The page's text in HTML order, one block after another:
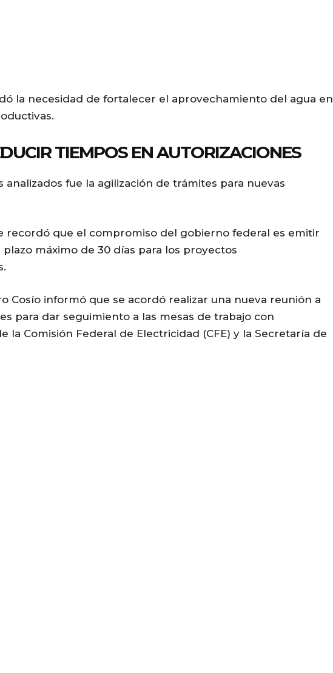
la necesidad de fortalecer el aprovechamiento del agua en
TIEMPOS EN AUTORIZACIONES
analizados fue la agilización de trámites para nuevas
recordó que el compromiso del gobierno federal es emitir
máximo de 30 días para los proyectos
Cosío informó que se acordó realizar una nueva reunión a
para dar seguimiento a las mesas de trabajo con
la Comisión Federal de Electricidad (CFE) y la Secretaría de